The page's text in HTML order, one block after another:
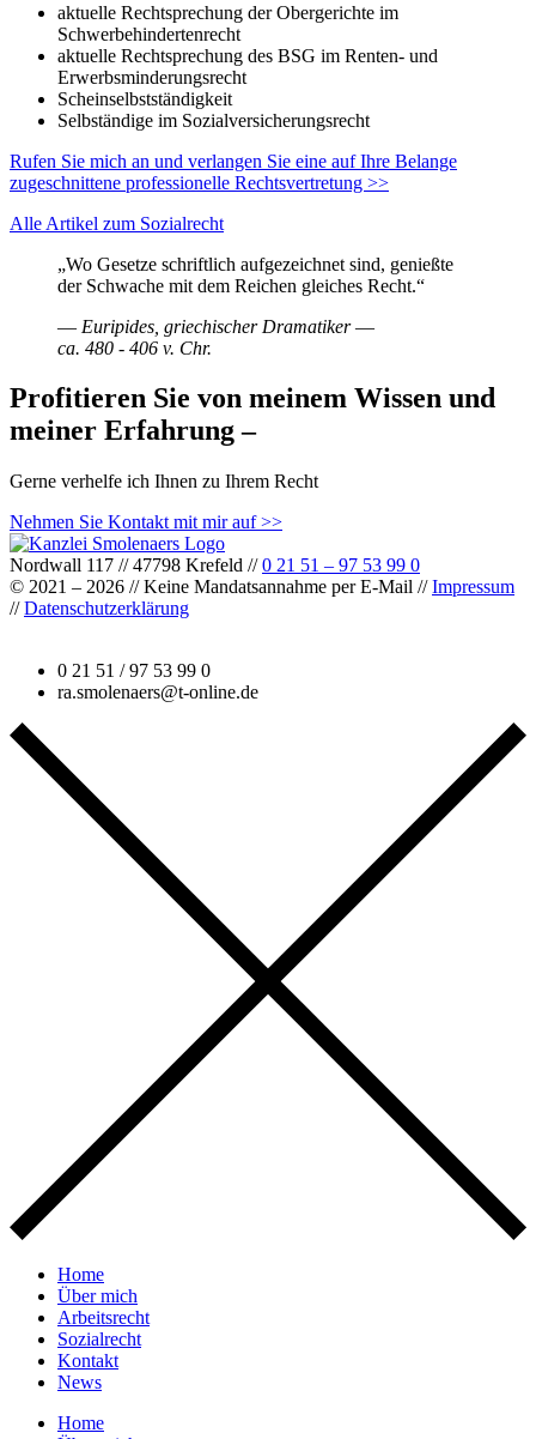
aktuelle Rechtsprechung der Obergerichte im
Schwerbehindertenrecht
aktuelle Rechtsprechung des BSG im Renten- und
Erwerbsminderungsrecht
Scheinselbstständigkeit
Selbständige im Sozialversicherungsrecht
Rufen Sie mich an und verlangen Sie eine auf Ihre Belange
zugeschnittene pro­fessio­nelle Rechts­vertretung >>
Alle Artikel zum Sozialrecht
„Wo Gesetze schriftlich aufgezeichnet sind, genießte
der Schwache mit dem Reichen gleiches Recht.“
― Euripides, griechischer Dramatiker ―
ca. 480 - 406 v. Chr.
Profitieren Sie von meinem Wissen und
meiner Erfahrung –
Gerne verhelfe ich Ihnen zu Ihrem Recht
Nehmen Sie Kontakt mit mir auf >>
Nordwall 117 // 47798 Krefeld //0 21 51 – 97 53 99 0
© 2021 – 2026 // Keine Mandatsannahme per E-Mail //Impressum
//Datenschutzerklärung
0 21 51 / 97 53 99 0
ra.smolenaers@t-online.de
Home
Über mich
Arbeitsrecht
Sozialrecht
Kontakt
News
Home